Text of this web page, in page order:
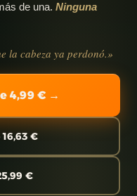
de una. Ninguna
la cabeza ya perdonó.»
4,99 € →
16,63 €
€